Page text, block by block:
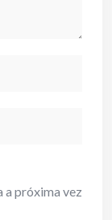
a próxima vez